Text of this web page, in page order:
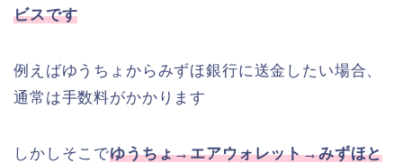
ビスです
例えばゆうちょからみずほ銀行に送金したい場合、
通常は手数料がかかります
しかしそこでゆうちょ→エアウォレット→みずほと